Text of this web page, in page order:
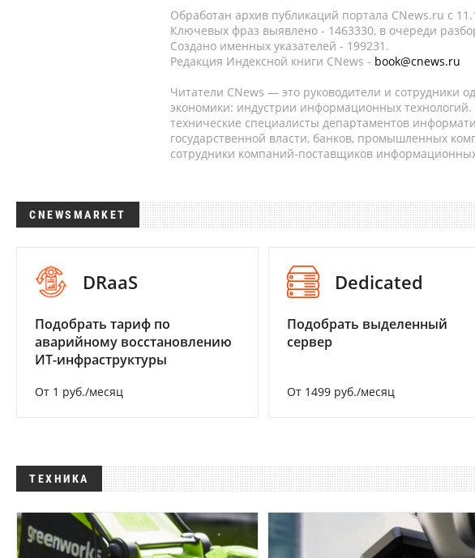
Обработан архив публикаций портала CNews.ru c
Ключевых фраз выявлено - 1463330, в очереди
Создано именных указателей - 199231.
Редакция Индексной книги CNews - book@cnews.ru
Читатели CNews — это руководители и сотрудники
экономики: индустрии информационных
технические специалисты департаментов
государственной власти, банков, промышленных
сотрудники компаний-поставщиков информационных
CNEWSMARKET
DRaaS
Подобрать тариф по
аварийному восстановлению
ИТ-инфраструктуры
От 1 руб./месяц
Dedicated
Подобрать выделенный
сервер
От 1499 руб./месяц
ТЕХНИКА